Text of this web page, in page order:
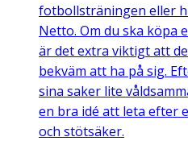
fotbollsträningen eller
Netto. Om du ska köpa
är det extra viktigt att
bekväm att ha på sig.
sina saker lite
en bra idé att leta efter
och stötsäker.